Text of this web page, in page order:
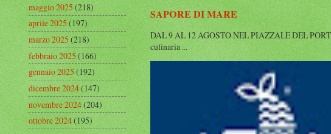
SAPORE DI MARE
DAL 9 AL 12 AGOSTO NEL PIAZZALE DEL
culinaria ...
maggio 2025(218)
aprile 2025(197)
marzo 2025(218)
febbraio 2025(166)
gennaio 2025(192)
dicembre 2024(147)
novembre 2024(204)
ottobre 2024(195)